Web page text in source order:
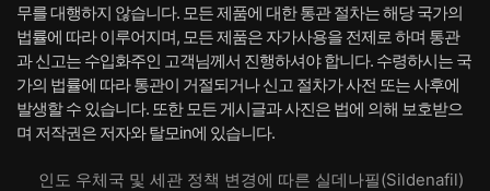
무를 대행하지 않습니다. 모든 제품에 대한 통관 절차는 해당 국가의
법률에 따라 이루어지며, 모든 제품은 자가사용을 전제로 하며 통관
과 신고는 수입화주인 고객님께서 진행하셔야 합니다. 수령하시는 국
가의 법률에 따라 통관이 거절되거나 신고 절차가 사전 또는 사후에
발생할 수 있습니다. 또한 모든 게시글과 사진은 법에 의해 보호받으
며 저작권은 저자와 탈모in에 있습니다.
인도 우체국 및 세관 정책 변경에 따른 실데나필(Sildenafil)